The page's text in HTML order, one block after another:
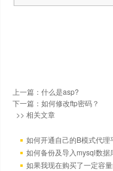
上一篇： 什么是asp?
下一篇： 如何修改ftp密码？
>> 相关文章
如何开通自己的B模式代理
如何备份及导入mysql数据
如果我现在购买了一定容